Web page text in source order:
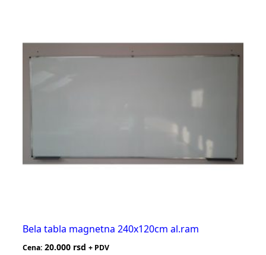
Bela tabla magnetna 240x120cm al.ram
Cena: 20.000 rsd + PDV